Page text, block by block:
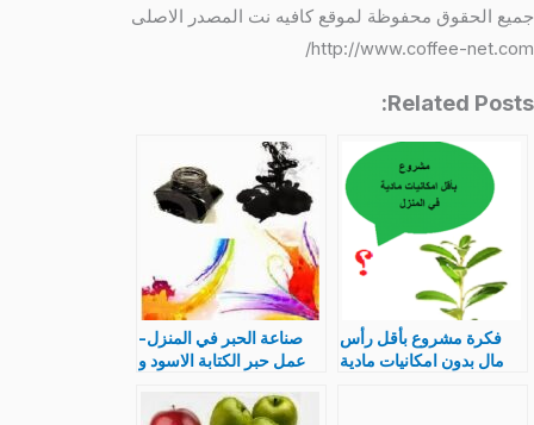
جميع الحقوق محفوظة لموقع كافيه نت المصدر الاصلى
http://www.coffee-net.com/
Related Posts:
فكرة مشروع بأقل رأس
مال بدون امكانيات مادية
صناعة الحبر في المنزل-
عمل حبر الكتابة الاسود و